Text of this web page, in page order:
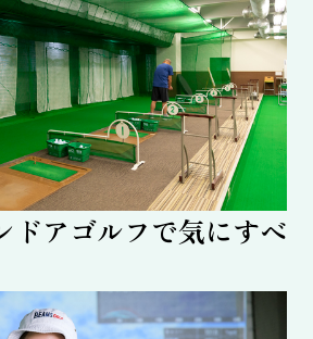
ドアゴルフで気にすべ